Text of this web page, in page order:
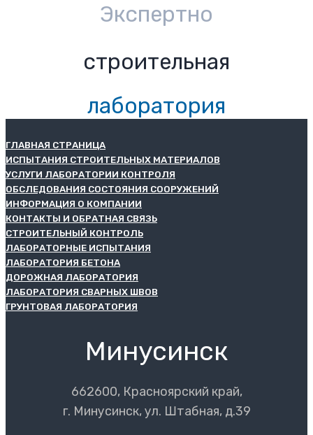
Экспертно
строительная
лаборатория
ГЛАВНАЯ СТРАНИЦА
ИСПЫТАНИЯ СТРОИТЕЛЬНЫХ МАТЕРИАЛОВ
УСЛУГИ ЛАБОРАТОРИИ КОНТРОЛЯ
ОБСЛЕДОВАНИЯ СОСТОЯНИЯ СООРУЖЕНИЙ
ИНФОРМАЦИЯ О КОМПАНИИ
КОНТАКТЫ И ОБРАТНАЯ СВЯЗЬ
СТРОИТЕЛЬНЫЙ КОНТРОЛЬ
ЛАБОРАТОРНЫЕ ИСПЫТАНИЯ
ЛАБОРАТОРИЯ БЕТОНА
ДОРОЖНАЯ ЛАБОРАТОРИЯ
ЛАБОРАТОРИЯ СВАРНЫХ ШВОВ
ГРУНТОВАЯ ЛАБОРАТОРИЯ
Минусинск
662600, Красноярский край,
г. Минусинск, ул. Штабная, д.39